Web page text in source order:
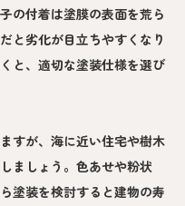
の付着は塗膜の表面を荒ら
と劣化が目立ちやすくなり
と、適切な塗装仕様を選び
すが、海に近い住宅や樹木
ましょう。色あせや粉状
塗装を検討すると建物の寿